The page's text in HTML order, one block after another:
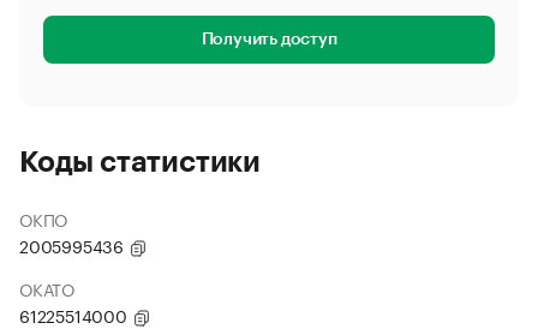
Получить доступ
Коды статистики
ОКПО
2005995436
ОКАТО
61225514000